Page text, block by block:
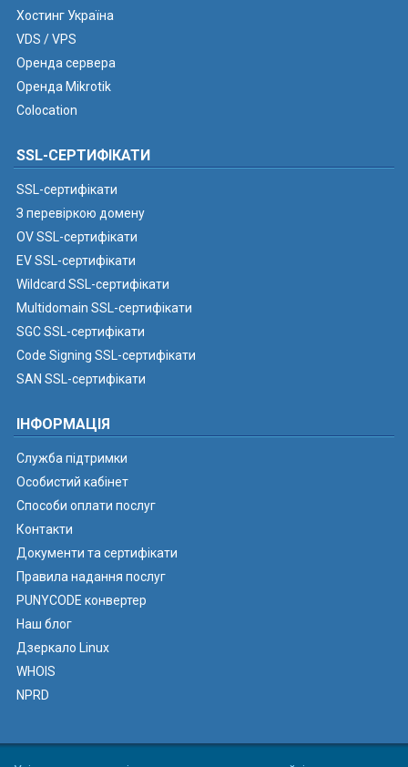
Хостинг Україна
VDS / VPS
Оренда сервера
Оренда Mikrotik
Colocation
SSL-СЕРТИФІКАТИ
SSL-сертифікати
З перевіркою домену
OV SSL-сертифікати
EV SSL-сертифікати
Wildcard SSL-сертифікати
Multidomain SSL-сертифікати
SGC SSL-сертифікати
Code Signing SSL-сертифікати
SAN SSL-сертифікати
ІНФОРМАЦІЯ
Служба підтримки
Особистий кабінет
Способи оплати послуг
Контакти
Документи та сертифікати
Правила надання послуг
PUNYCODE конвертер
Наш блог
Дзеркало Linux
WHOIS
NPRD